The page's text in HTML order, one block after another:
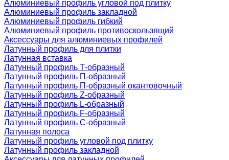
Алюминиевый профиль угловой под плитку
Алюминиевый профиль закладной
Алюминиевый профиль гибкий
Алюминиевый профиль противоскользящий
Аксессуары для алюминиевых профилей
Латунный профиль для плитки
Латунная вставка
Латунный профиль Т-образный
Латунный профиль П-образный
Латунный профиль П-образный окантовочный
Латунный профиль Z-образный
Латунный профиль L-образный
Латунный профиль F-образный
Латунный профиль C-образный
Латунная полоса
Латунный профиль угловой под плитку
Латунный профиль закладной